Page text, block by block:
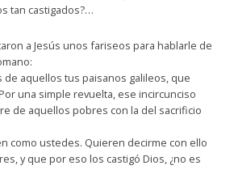
tan castigados?…
a Jesús unos fariseos para hablarle de
de aquellos tus paisanos galileos, que
una simple revuelta, ese incircunciso
de aquellos pobres con la del sacrificio
como ustedes. Quieren decirme con ello
y que por eso los castigó Dios, ¿no es